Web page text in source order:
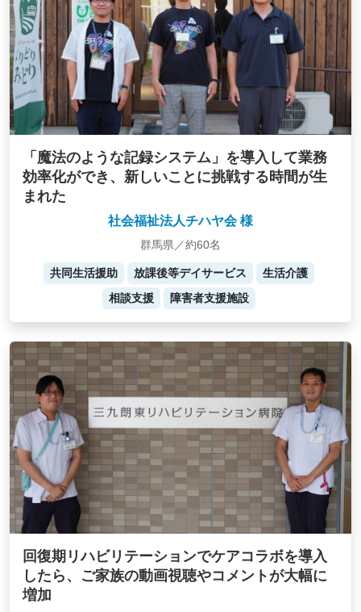
「魔法のような記録システム」を導入して業務
効率化ができ、新しいことに挑戦する時間が生
まれた
社会福祉法人チハヤ会 様
群馬県／約60名
共同生活援助 放課後等デイサービス
生活介護
相談支援
障害者支援施設
回復期リハビリテーションでケアコラボを導入
したら、ご家族の動画視聴やコメントが大幅に
増加